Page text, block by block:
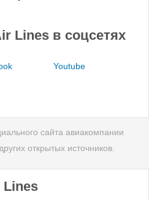
Lines в соцсетях
Youtube
сайта авиакомпании
открытых источников.